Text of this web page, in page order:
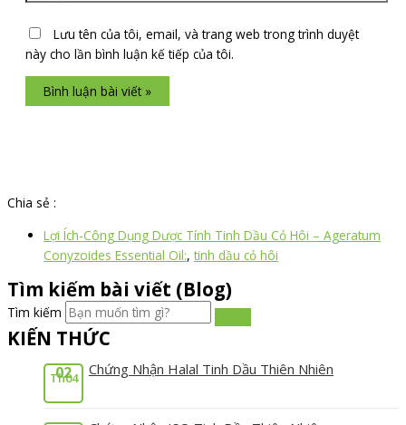
Lưu tên của tôi, email, và trang web trong trình duyệt
này cho lần bình luận kế tiếp của tôi.
Chia sẻ :
Lợi Ích-Công Dụng Dược Tính Tinh Dầu Cỏ Hôi – Ageratum
Conyzoides Essential Oil:,tinh dầu cỏ hôi
Tìm kiếm bài viết (Blog)
Tìm kiếm
KIẾN THỨC
02
Th04 Chứng Nhận Halal Tinh Dầu Thiên Nhiên